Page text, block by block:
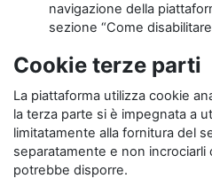
navigazione della
sezione “Come
Cookie terze parti
La piattaforma utilizza cookie
la terza parte si è impegnata a
limitatamente alla fornitura del
separatamente e non incrociarli
potrebbe disporre.